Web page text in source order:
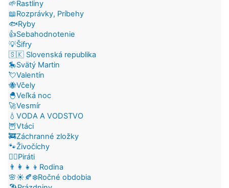
🌱Rastliny
📖Rozprávky, Príbehy
🐟Ryby
👍Sebahodnotenie
💡Šifry
🇸🇰 Slovenská republika
🎠Svätý Martin
💘Valentín
🐝Včely
🐣Veľká noc
🚀Vesmír
💧VODA A VODSTVO
🦉Vtáci
🚒Záchranné zložky
🐾Živočíchy
🏴‍☠️Piráti
👨‍👩‍👧‍👦Rodina
🌸☀️🍂❄️Ročné obdobia